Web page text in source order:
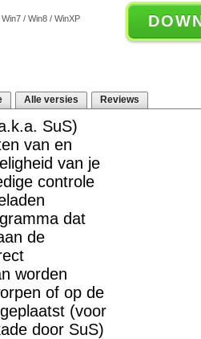
/ Win8 / WinXP
Alle versies Reviews
SuS)
van en
van je
controle
dat
de
worden
of op de
(voor
door SuS)